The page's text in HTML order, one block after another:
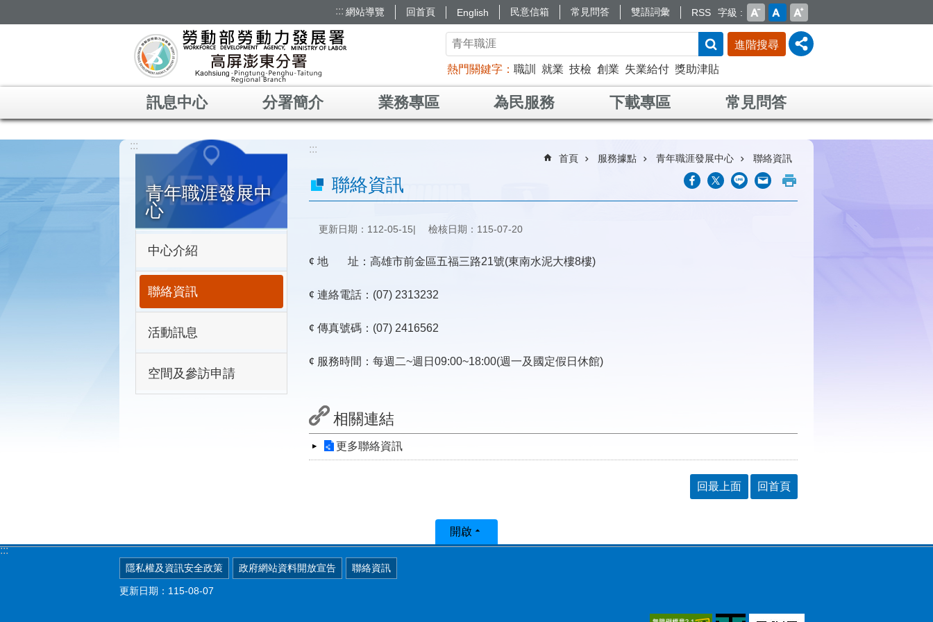
::: 網站導覽 回首頁 English 民意信箱 常見問答 雙語詞彙 RSS 字級
進階搜尋
熱門關鍵字 職訓 就業 技檢 創業 失業給付 獎助津貼
訊息中心 分署簡介 業務專區 為民服務 下載專區 常見問答
:::
青年職涯發展中
心
中心介紹
聯絡資訊
活動訊息
空間及參訪申請
:::
首頁 服務據點 青年職涯發展中心 聯絡資訊
聯絡資訊
更新日期：112-05-15 檢核日期：115-07-20
¢ 地 址：高雄市前金區五福三路21號(東南水泥大樓8樓)
¢ 連絡電話：(07) 2313232
¢ 傳真號碼：(07) 2416562
¢ 服務時間：每週二~週日09:00~18:00(週一及國定假日休館)
相關連結
更多聯絡資訊
回最上面 回首頁
:::
開啟
隱私權及資訊安全政策 政府網站資料開放宣告 聯絡資訊
更新日期：115-08-07